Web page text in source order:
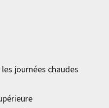
journées chaudes